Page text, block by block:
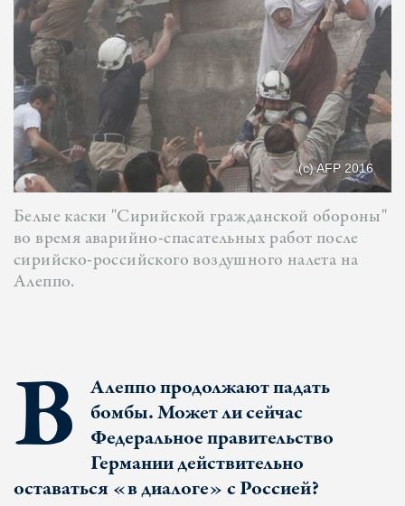
(c) AFP 2016
Белые каски "Сирийской гражданской обороны"
во время аварийно-спасательных работ после
сирийско-российского воздушного налета на
Алеппо.
В
Алеппо продолжают падать
бомбы. Может ли сейчас
Федеральное правительство
Германии действительно
оставаться «в диалоге» с Россией?